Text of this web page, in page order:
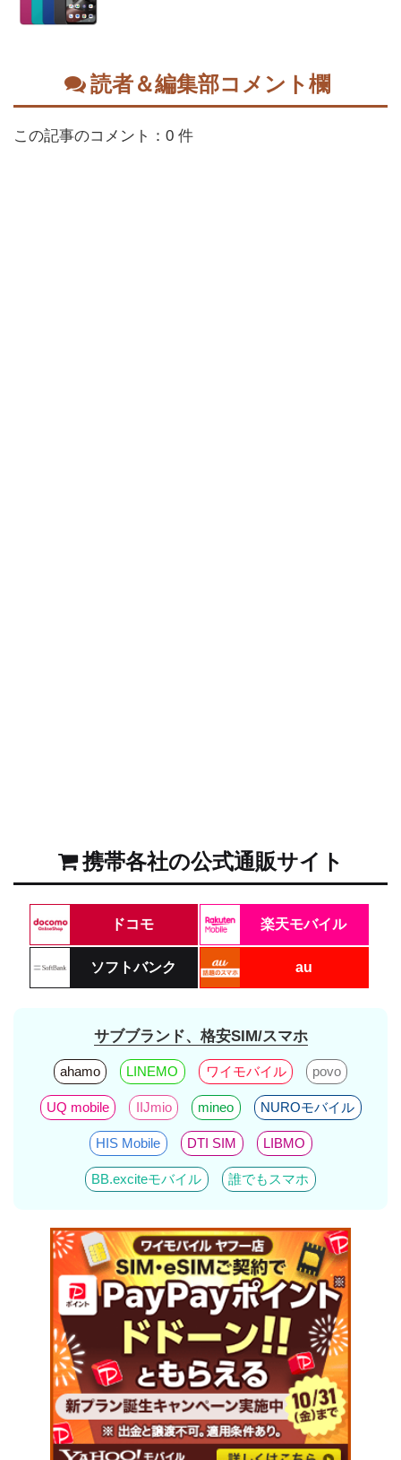
読者＆編集部コメント欄
この記事のコメント：0 件
携帯各社の公式通販サイト
ドコモ 楽天モバイル
ソフトバンク au
サブブランド、格安SIM/スマホ
ahamo LINEMO ワイモバイル povo
UQ mobile IIJmio mineo NUROモバイル
HIS Mobile DTI SIM LIBMO
BB.exciteモバイル 誰でもスマホ